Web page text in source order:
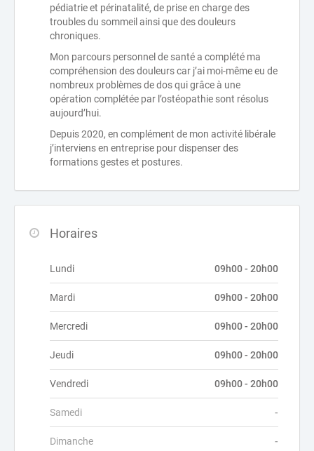
pédiatrie et périnatalité, de prise en charge des
troubles du sommeil ainsi que des douleurs
chroniques.
Mon parcours personnel de santé a complété ma
compréhension des douleurs car j’ai moi-même eu de
nombreux problèmes de dos qui grâce à une
opération complétée par l’ostéopathie sont résolus
aujourd’hui.
Depuis 2020, en complément de mon activité libérale
j’interviens en entreprise pour dispenser des
formations gestes et postures.
Horaires
Lundi 09h00 - 20h00
Mardi 09h00 - 20h00
Mercredi 09h00 - 20h00
Jeudi 09h00 - 20h00
Vendredi 09h00 - 20h00
Samedi -
Dimanche -